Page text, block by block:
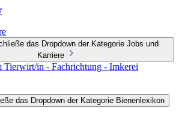
das Dropdown der Kategorie Jobs und
Karriere
Tierwirt/in - Fachrichtung - Imkerei
das Dropdown der Kategorie Bienenlexikon